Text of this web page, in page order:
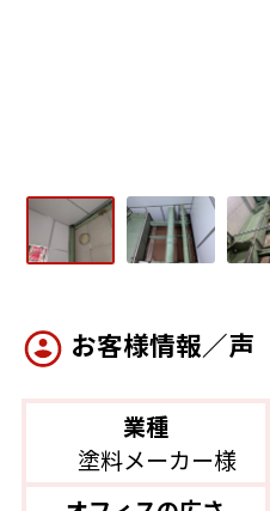
お客様情報／声
業種
塗料メーカー様